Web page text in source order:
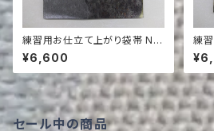
練習用お仕立て上がり袋帯 NO.
106
¥6,600
練
95
セール中の商品